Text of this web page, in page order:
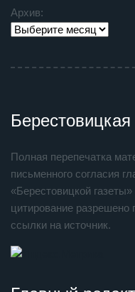
Архив:
Берестовицкая
Полная перепечатка
письменного согласия
«Берестовицкой
цитирование разрешено
ссылки на источник.